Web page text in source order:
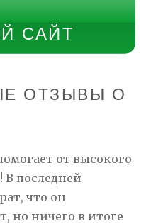
САЙТ
ОТЗЫВЫ О
от высокого
В последней
что он
но ничего в итоге